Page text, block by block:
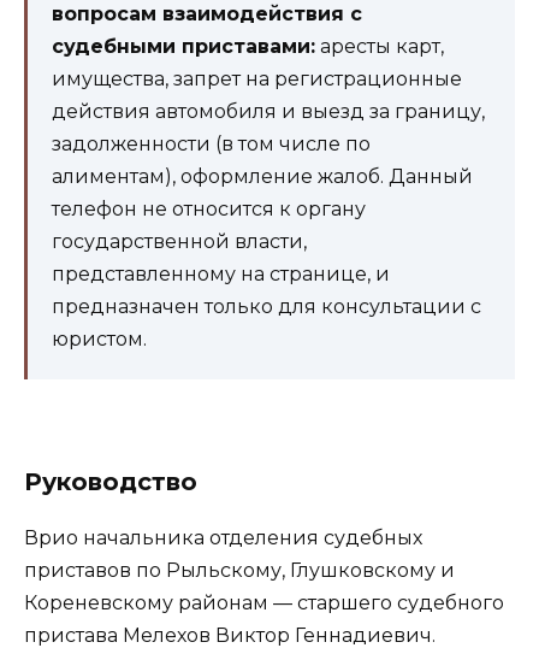
вопросам взаимодействия с
судебными приставами: аресты карт,
имущества, запрет на регистрационные
действия автомобиля и выезд за границу,
задолженности (в том числе по
алиментам), оформление жалоб. Данный
телефон не относится к органу
государственной власти,
представленному на странице, и
предназначен только для консультации с
юристом.
Руководство
Врио начальника отделения судебных
приставов по Рыльскому, Глушковскому и
Кореневскому районам — старшего судебного
пристава Мелехов Виктор Геннадиевич.